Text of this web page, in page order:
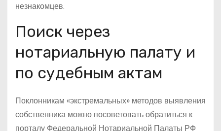
незнакомцев.
Поиск через
нотариальную палату и
по судебным актам
Поклонникам «экстремальных» методов выявления
собственника можно посоветовать обратиться к
порталу Федеральной Нотариальной Палаты РФ